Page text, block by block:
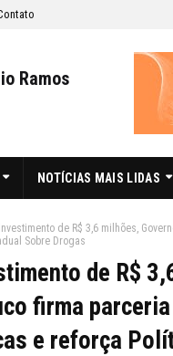
Ramos
NOTÍCIAS MAIS LIDAS
de R$ 3,6 milhões,
Sobre Drogas
de R$
firma
e reforça